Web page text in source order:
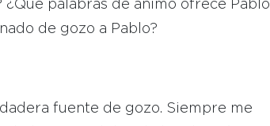
palabras de ánimo ofrece Pablo
de gozo a Pablo?
fuente de gozo. Siempre me